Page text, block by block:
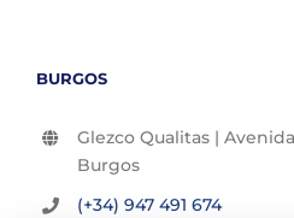
BURGOS
Glezco Qualitas |
Burgos
(+34) 947 491 674